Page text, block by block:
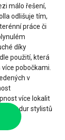
málo řešení,
odlišuje tím,
práce či
díky
použití, která
pobočkami.
v
více lokalit
procedur stylistů